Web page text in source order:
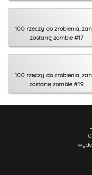
100 rzeczy do zrobienia,
zostanę zombie #17
100 rzeczy do zrobienia,
zostanę zombie #19